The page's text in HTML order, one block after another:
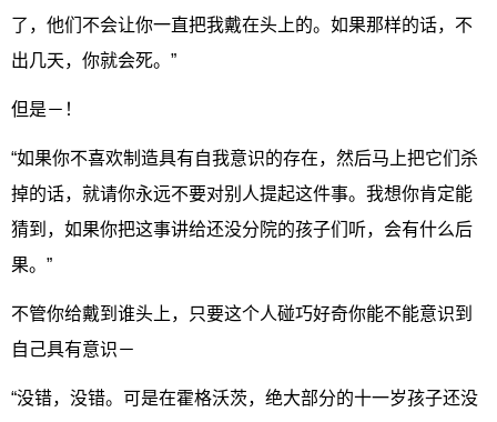
了，他们不会让你一直把我戴在头上的。如果那样的话，不
出几天，你就会死。”
但是－！
“如果你不喜欢制造具有自我意识的存在，然后马上把它们杀
掉的话，就请你永远不要对别人提起这件事。我想你肯定能
猜到，如果你把这事讲给还没分院的孩子们听，会有什么后
果。”
不管你给戴到谁头上，只要这个人碰巧好奇你能不能意识到
自己具有意识－
“没错，没错。可是在霍格沃茨，绝大部分的十一岁孩子还没